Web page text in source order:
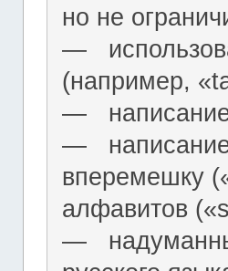
но не
―
(например,
―
― написание
вперемешку
алфавитов
―